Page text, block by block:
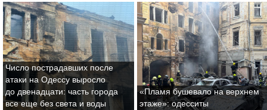
Число пострадавших после
атаки на Одессу выросло
до двенадцати: часть города
все еще без света и воды
«Пламя бушевало на верхнем
этаже»: одесситы